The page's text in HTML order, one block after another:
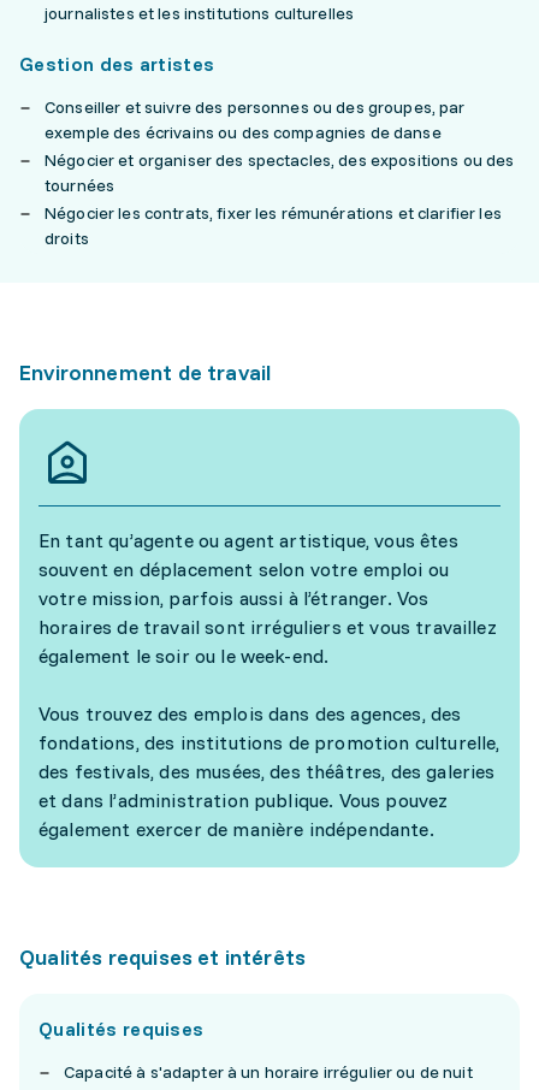
journalistes et les institutions culturelles
Gestion des artistes
Conseiller et suivre des personnes ou des groupes, par
exemple des écrivains ou des compagnies de danse
Négocier et organiser des spectacles, des expositions ou des
tournées
Négocier les contrats, fixer les rémunérations et clarifier les
droits
Environnement de travail
En tant qu’agente ou agent artistique, vous êtes
souvent en déplacement selon votre emploi ou
votre mission, parfois aussi à l’étranger. Vos
horaires de travail sont irréguliers et vous travaillez
également le soir ou le week-end.
Vous trouvez des emplois dans des agences, des
fondations, des institutions de promotion culturelle,
des festivals, des musées, des théâtres, des galeries
et dans l’administration publique. Vous pouvez
également exercer de manière indépendante.
Qualités requises et intérêts
Qualités requises
Capacité à s'adapter à un horaire irrégulier ou de nuit